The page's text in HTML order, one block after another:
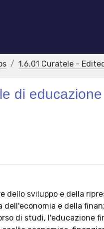
1.6.01 Curatele -
di
dello sviluppo e della
dell'economia e della
di studi, l'educazione